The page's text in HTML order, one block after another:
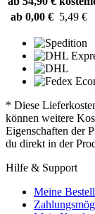
ab 0,00 € 5,49 €
* Diese
können weitere
Eigenschaften der
du direkt in der
Hilfe & Support
Meine